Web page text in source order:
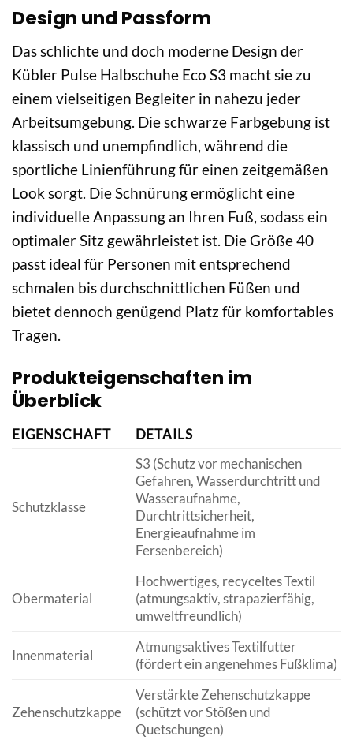
Design und Passform
Das schlichte und doch moderne Design der
Kübler Pulse Halbschuhe Eco S3 macht sie zu
einem vielseitigen Begleiter in nahezu jeder
Arbeitsumgebung. Die schwarze Farbgebung ist
klassisch und unempfindlich, während die
sportliche Linienführung für einen zeitgemäßen
Look sorgt. Die Schnürung ermöglicht eine
individuelle Anpassung an Ihren Fuß, sodass ein
optimaler Sitz gewährleistet ist. Die Größe 40
passt ideal für Personen mit entsprechend
schmalen bis durchschnittlichen Füßen und
bietet dennoch genügend Platz für komfortables
Tragen.
Produkteigenschaften im
Überblick
EIGENSCHAFT DETAILS
Schutzklasse
S3 (Schutz vor mechanischen
Gefahren, Wasserdurchtritt und
Wasseraufnahme,
Durchtrittsicherheit,
Energieaufnahme im
Fersenbereich)
Obermaterial
Hochwertiges, recyceltes Textil
(atmungsaktiv, strapazierfähig,
umweltfreundlich)
Innenmaterial
Atmungsaktives Textilfutter
(fördert ein angenehmes Fußklima)
Zehenschutzkappe
Verstärkte Zehenschutzkappe
(schützt vor Stößen und
Quetschungen)